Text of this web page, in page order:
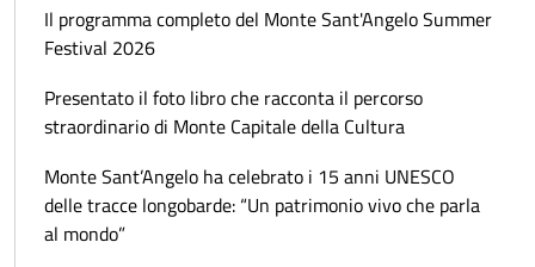
Il programma completo del Monte Sant'Angelo Summer
Festival 2026
Presentato il foto libro che racconta il percorso
straordinario di Monte Capitale della Cultura
Monte Sant’Angelo ha celebrato i 15 anni UNESCO
delle tracce longobarde: “Un patrimonio vivo che parla
al mondo”